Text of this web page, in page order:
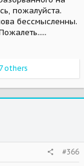
пожалуйста.
бессмысленны.
others
#366